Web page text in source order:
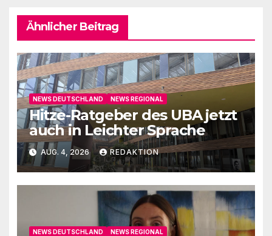
Ähnlicher Beitrag
NEWS DEUTSCHLAND NEWS REGIONAL
Hitze-Ratgeber des UBA jetzt
auch in Leichter Sprache
AUG. 4, 2026 REDAKTION
NEWS DEUTSCHLAND NEWS REGIONAL